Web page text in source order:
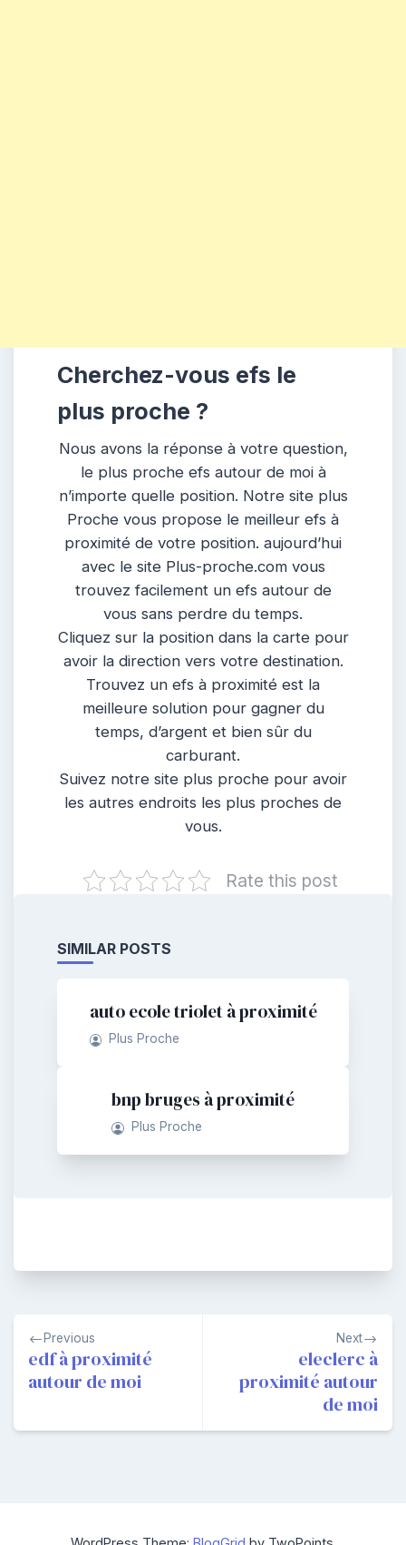
Cherchez-vous efs le
plus proche ?
Nous avons la réponse à votre question,
le plus proche efs autour de moi à
n’importe quelle position. Notre site plus
Proche vous propose le meilleur efs à
proximité de votre position. aujourd’hui
avec le site Plus-proche.com vous
trouvez facilement un efs autour de
vous sans perdre du temps.
Cliquez sur la position dans la carte pour
avoir la direction vers votre destination.
Trouvez un efs à proximité est la
meilleure solution pour gagner du
temps, d’argent et bien sûr du
carburant.
Suivez notre site plus proche pour avoir
les autres endroits les plus proches de
vous.
Rate this post
SIMILAR POSTS
auto ecole triolet à proximité
Plus Proche
bnp bruges à proximité
Plus Proche
Navigation
de
l’article
Previous
edf à proximité
autour de moi
Next
eleclerc à
proximité autour
de moi